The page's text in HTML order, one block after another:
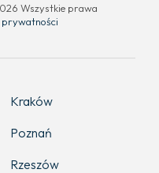
Wszystkie prawa
prywatności
Kraków
Poznań
Rzeszów